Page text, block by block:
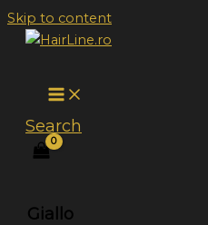
Skip to content
Search
Giallo